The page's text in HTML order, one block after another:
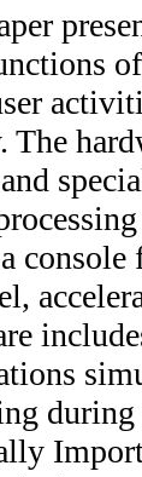
during